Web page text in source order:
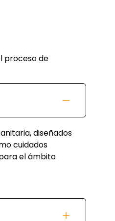
proceso de
diseñados
cuidados
el ámbito